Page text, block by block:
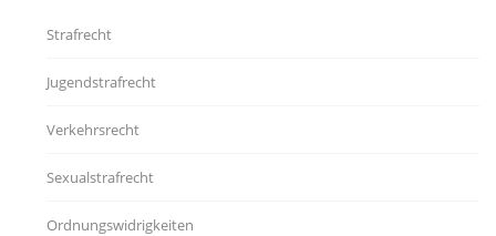
Strafrecht
Jugendstrafrecht
Verkehrsrecht
Sexualstrafrecht
Ordnungswidrigkeiten